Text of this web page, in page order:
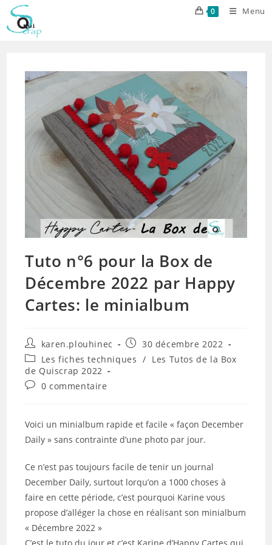
Skip
content
0 Menu
Tuto n°6 pour la Box de
Décembre 2022 par Happy
Cartes: le minialbum
Auteur/autrice
de
la
publication :
karen.plouhinec
Publication
publiée :
30 décembre 2022
Post
category:
Les fiches techniques / Les Tutos de la Box
de Quiscrap 2022
Commentaires
publication :
0 commentaire
Voici un minialbum rapide et facile « façon December
Daily » sans contrainte d’une photo par jour.
Ce n’est pas toujours facile de tenir un journal
December Daily, surtout lorqu’on a 1000 choses à
faire en cette période, c’est pourquoi Karine vous
propose d’alléger la chose en réalisant son minialbum
« Décembre 2022 »